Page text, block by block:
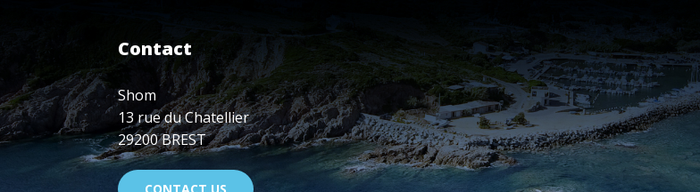
Contact
Shom
13 rue du Chatellier
29200 BREST